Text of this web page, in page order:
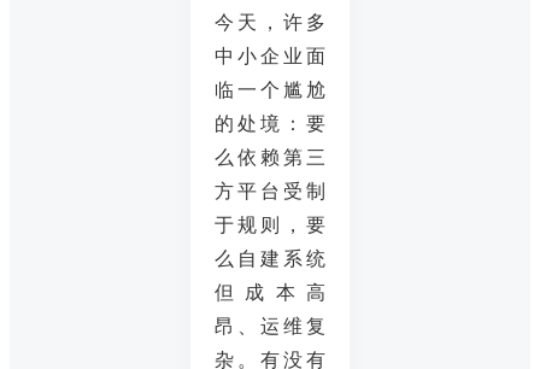
今天，许多
中小企业面
临一个尴尬
的处境：要
么依赖第三
方平台受制
于规则，要
么自建系统
但成本高
昂、运维复
杂。有没有